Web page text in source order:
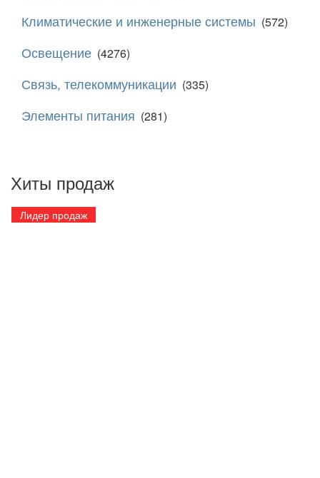
Климатические и инженерные системы (572)
Освещение (4276)
Связь, телекоммуникации (335)
Элементы питания (281)
Хиты продаж
Лидер продаж